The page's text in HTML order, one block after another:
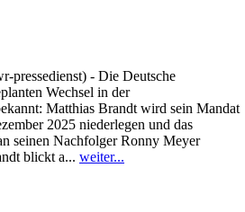
pressedienst) - Die Deutsche
Wechsel in der
Matthias Brandt wird sein Mandat
2025 niederlegen und das
seinen Nachfolger Ronny Meyer
blickt a... weiter...